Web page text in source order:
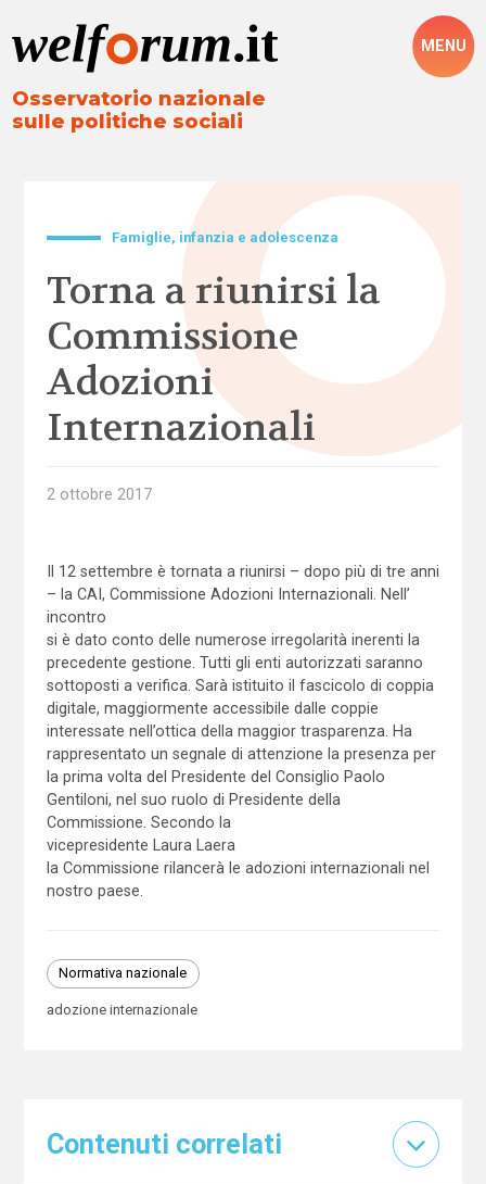
Osservatorio nazionale
sulle politiche sociali
MENU
Famiglie, infanzia e adolescenza
Torna a riunirsi la
Commissione
Adozioni
Internazionali
2 ottobre 2017
Il 12 settembre è tornata a riunirsi – dopo più di tre anni
– la CAI, Commissione Adozioni Internazionali. Nell’
incontro
si è dato conto delle numerose irregolarità inerenti la
precedente gestione. Tutti gli enti autorizzati saranno
sottoposti a verifica. Sarà istituito il fascicolo di coppia
digitale, maggiormente accessibile dalle coppie
interessate nell’ottica della maggior trasparenza. Ha
rappresentato un segnale di attenzione la presenza per
la prima volta del Presidente del Consiglio Paolo
Gentiloni, nel suo ruolo di Presidente della
Commissione. Secondo la
vicepresidente Laura Laera
la Commissione rilancerà le adozioni internazionali nel
nostro paese.
Normativa nazionale
adozione internazionale
Contenuti correlati